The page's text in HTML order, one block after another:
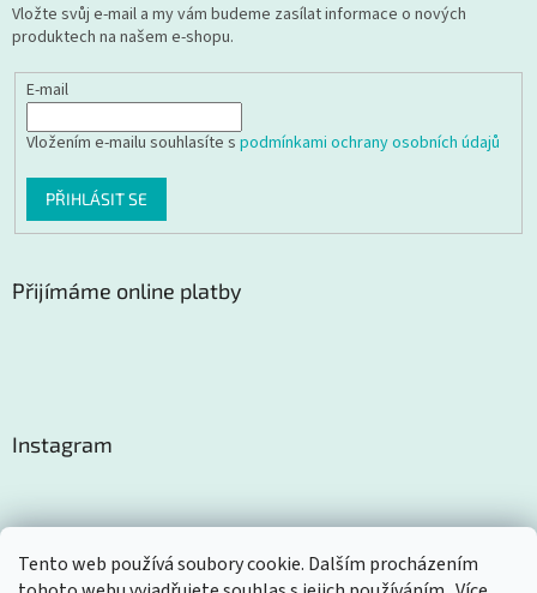
Tento web používá soubory cookie. Dalším procházením
Vložte svůj e-mail a my vám budeme zasílat informace o nových
produktech na našem e-shopu.
E-mail
Vložením e-mailu souhlasíte s podmínkami ochrany osobních údajů
PŘIHLÁSIT SE
Přijímáme online platby
Instagram